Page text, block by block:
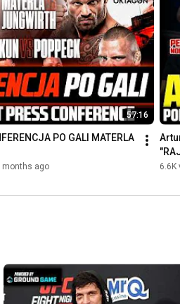
57:16
PO GALI MATERLA
months ago 6.6K